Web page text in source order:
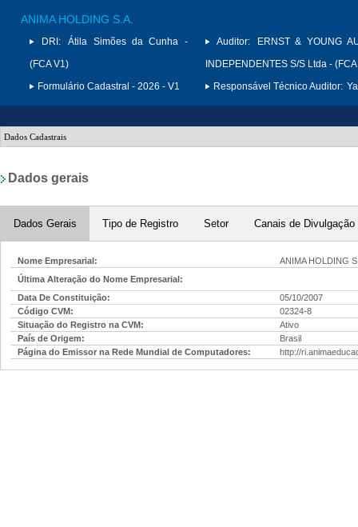
ANIMA HOLDING S.A.
DRI:
Átila Simões da Cunha -
(FCA V1)
Formulário Cadastral - 2026 - V1
Auditor:
ERNST & YOUNG
INDEPENDENTES S/S Ltda -
Responsável Técnico Auditor: